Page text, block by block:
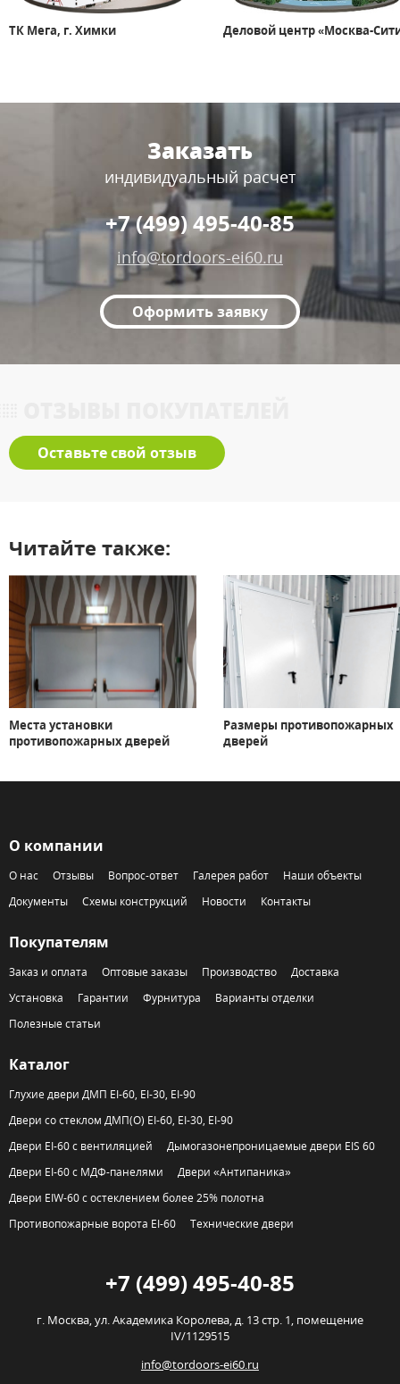
ТК Мега, г. Химки Деловой центр «Москва-
Заказать
индивидуальный расчет
Оформить заявку
+7 (499) 495-40-85
info@tordoors-ei60.ru
Оставьте свой отзыв
Читайте также:
Места установки
противопожарных дверей
Размеры противопожарных
дверей
О компании
О нас Отзывы Вопрос-ответ Галерея работ
Наши объекты
Документы
Схемы конструкций Новости Контакты
Покупателям
Заказ и оплата Оптовые заказы Производство
Доставка
Установка
Гарантии Фурнитура
Варианты отделки
Полезные статьи
Каталог
Глухие двери ДМП EI-60, EI-30, EI-90
Двери со стеклом ДМП(О) EI-60, EI-30, EI-90
Двери EI-60 с вентиляцией
Дымогазонепроницаемые двери EIS 60
Двери EI-60 с МДФ-панелями
Двери «Антипаника»
Двери EIW-60 с остеклением более 25% полотна
Противопожарные ворота EI-60
Технические двери
+7 (499) 495-40-85
г. Москва,ул. Академика Королева, д. 13 стр. 1, помещение
IV/1129515
info@tordoors-ei60.ru